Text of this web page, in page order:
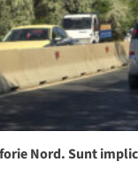
Nord. Sunt